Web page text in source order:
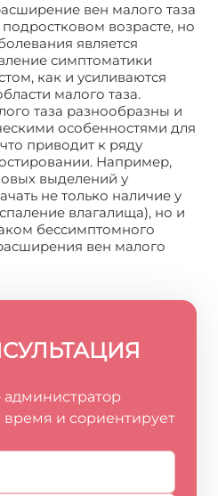
вен малого таза
возрасте, но
является
симптоматики
как и усиливаются
малого таза.
таза разнообразны и
особенностями для
приводит к ряду
Например,
выделений у
не только наличие у
влагалища), но и
бессимптомного
вен малого
администратор
и сориентирует